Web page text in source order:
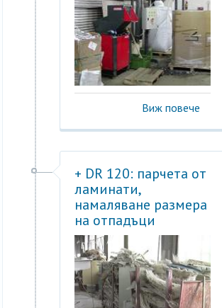
Виж повече
+ DR 120: парчета от
ламинати,
намаляване размера
на отпадъци